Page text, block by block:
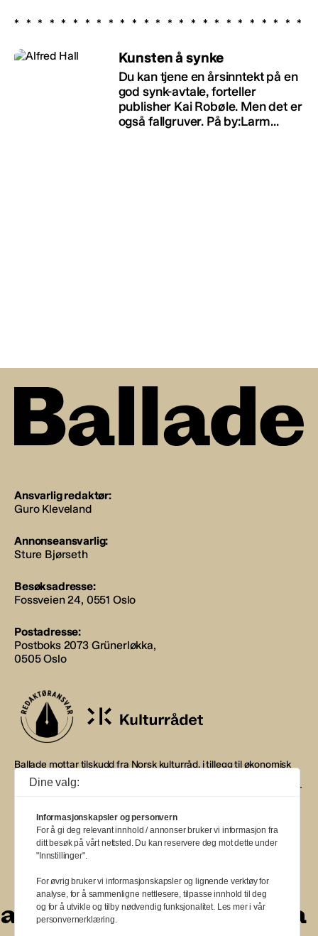
Kunsten å synke
Du kan tjene en årsinntekt på en
god synk-avtale, forteller
publisher Kai Robøle. Men det er
også fallgruver. På by:Larm...
Ansvarlig redaktør:
Guro Kleveland
Annonseansvarlig:
Sture Bjørseth
Besøksadresse:
Fossveien 24, 0551 Oslo
Postadresse:
Postboks 2073 Grünerløkka,
0505 Oslo
Ballade mottar tilskudd fra Norsk kulturråd, i tillegg til økonomisk
støtte fra eierne NOPA, Norsk komponistforening og
Musikkforleggerne. Ballade drives etter Redaktør- og Vær Varsom-
BALLADE — NORGES MUSIKKMAGASIN
a
aaa
aa
aa
Dine valg:
Informasjonskapsler og personvern
For å gi deg relevant innhold / annonser bruker vi informasjon fra
ditt besøk på vårt nettsted. Du kan reservere deg mot dette under
"Innstillinger".
For øvrig bruker vi informasjonskapsler og lignende verktøy for
analyse, for å sammenligne nettlesere, tilpasse innhold til deg
og for å utvikle og tilby nødvendig funksjonalitet. Les mer i vår
personvernerklæring.